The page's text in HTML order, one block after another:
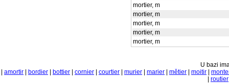
mortier, m
mortier, m
mortier, m
mortier, m
mortier, m
U bazi
amortir bordier bottier cornier courtier murier marier mětier moitir
routier